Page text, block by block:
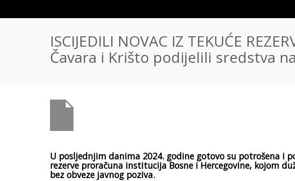
ISCIJEDILI NOVAC IZ TEKUĆE
Čavara i Krišto podijelili sredstva
U posljednjim danima 2024. godine gotovo su potrošena i
rezerve proračuna institucija Bosne i Hercegovine, kojom
bez obveze javnog poziva.